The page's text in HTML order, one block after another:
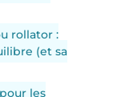
rollator :
(et sa
les